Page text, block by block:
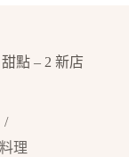
點 – 2 新店
理